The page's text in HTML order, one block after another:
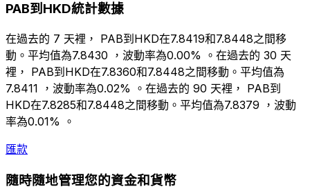
PAB到HKD統計數據
在過去的 7 天裡， PAB到HKD在7.8419和7.8448之間移
動。平均值為7.8430 ，波動率為0.00% 。在過去的 30 天
裡， PAB到HKD在7.8360和7.8448之間移動。平均值為
7.8411 ，波動率為0.02% 。在過去的 90 天裡， PAB到
HKD在7.8285和7.8448之間移動。平均值為7.8379 ，波動
率為0.01% 。
匯款
隨時隨地管理您的資金和貨幣